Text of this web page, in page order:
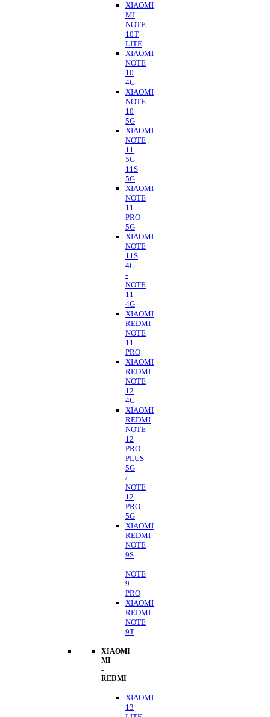
XIAOMI
MI
NOTE
10T
LITE
XIAOMI
NOTE
10
4G
XIAOMI
NOTE
10
5G
XIAOMI
NOTE
11
5G
11S
5G
XIAOMI
NOTE
11
PRO
5G
XIAOMI
NOTE
11S
4G
-
NOTE
11
4G
XIAOMI
REDMI
NOTE
11
PRO
XIAOMI
REDMI
NOTE
12
4G
XIAOMI
REDMI
NOTE
12
PRO
PLUS
5G
/
NOTE
12
PRO
5G
XIAOMI
REDMI
NOTE
9S
-
NOTE
9
PRO
XIAOMI
REDMI
NOTE
9T
XIAOMI
MI
-
REDMI
XIAOMI
13